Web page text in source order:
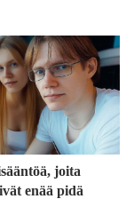
joita
enää pidä